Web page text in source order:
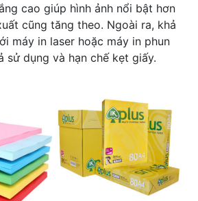
cao giúp hình ảnh nổi bật hơn
cũng tăng theo. Ngoài ra, khả
máy in laser hoặc máy in phun
sử dụng và hạn chế kẹt giấy.